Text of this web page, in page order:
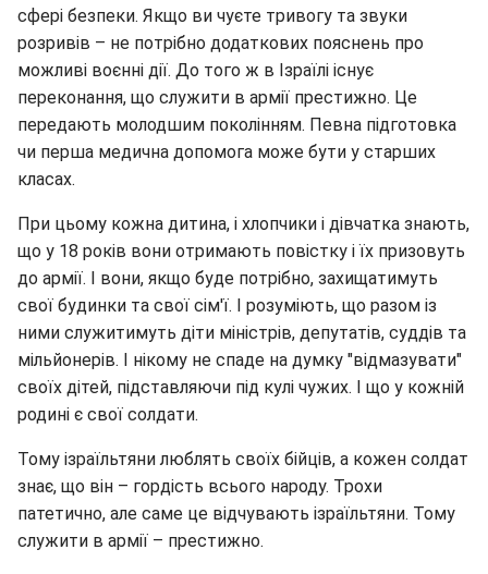
сфері безпеки. Якщо ви чуєте тривогу та звуки
розривів – не потрібно додаткових пояснень про
можливі воєнні дії. До того ж в Ізраїлі існує
переконання, що служити в армії престижно. Це
передають молодшим поколінням. Певна підготовка
чи перша медична допомога може бути у старших
класах.
При цьому кожна дитина, і хлопчики і дівчатка знають,
що у 18 років вони отримають повістку і їх призовуть
до армії. І вони, якщо буде потрібно, захищатимуть
свої будинки та свої сім'ї. І розуміють, що разом із
ними служитимуть діти міністрів, депутатів, суддів та
мільйонерів. І нікому не спаде на думку "відмазувати"
своїх дітей, підставляючи під кулі чужих. І що у кожній
родині є свої солдати.
Тому ізраїльтяни люблять своїх бійців, а кожен солдат
знає, що він – гордість всього народу. Трохи
патетично, але саме це відчувають ізраїльтяни. Тому
служити в армії – престижно.